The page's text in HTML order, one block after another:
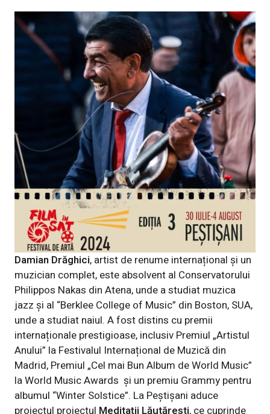
Damian Drăghici, artist de renume internațional și un
muzician complet, este absolvent al Conservatorului
Philippos Nakas din Atena, unde a studiat muzica
jazz și al “Berklee College of Music” din Boston, SUA,
unde a studiat naiul. A fost distins cu premii
internaționale prestigioase, inclusiv Premiul „Artistul
Anului” la Festivalul Internațional de Muzică din
Madrid, Premiul „Cel mai Bun Album de World Music”
la World Music Awards și un premiu Grammy pentru
albumul “Winter Solstice”. La Peștișani aduce
proiectul proiectul Meditații Lăutărești, ce cuprinde